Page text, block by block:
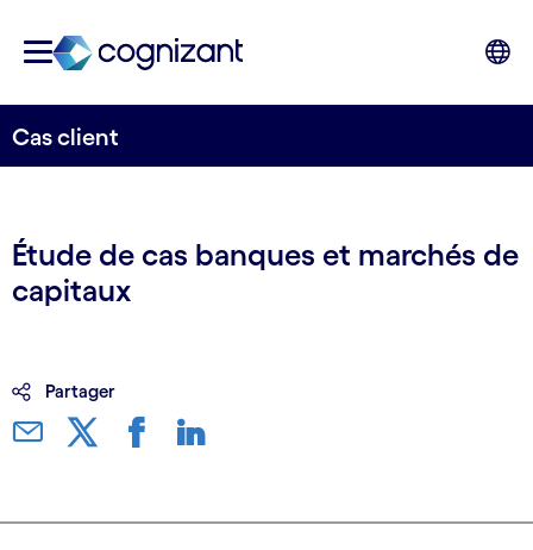
Cas client
Étude de cas banques et marchés de
capitaux
Partager